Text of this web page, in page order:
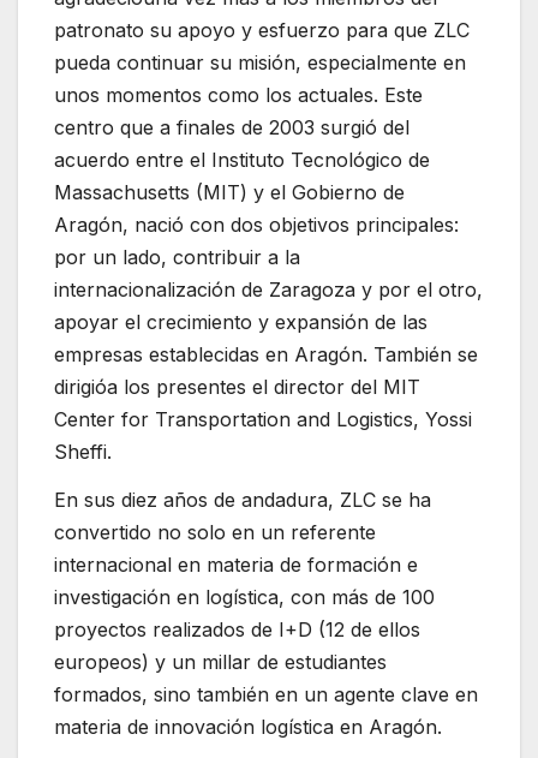
patronato su apoyo y esfuerzo para que ZLC
pueda continuar su misión, especialmente en
unos momentos como los actuales. Este
centro que a finales de 2003 surgió del
acuerdo entre el Instituto Tecnológico de
Massachusetts (MIT) y el Gobierno de
Aragón, nació con dos objetivos principales:
por un lado, contribuir a la
internacionalización de Zaragoza y por el otro,
apoyar el crecimiento y expansión de las
empresas establecidas en Aragón. También se
dirigióa los presentes el director del MIT
Center for Transportation and Logistics, Yossi
Sheffi.
En sus diez años de andadura, ZLC se ha
convertido no solo en un referente
internacional en materia de formación e
investigación en logística, con más de 100
proyectos realizados de I+D (12 de ellos
europeos) y un millar de estudiantes
formados, sino también en un agente clave en
materia de innovación logística en Aragón.